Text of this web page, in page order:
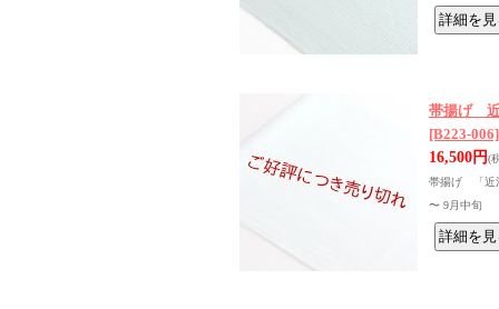
帯揚げ 近
[B223-006]
16,500円(
帯揚げ 「近
〜 9月中旬